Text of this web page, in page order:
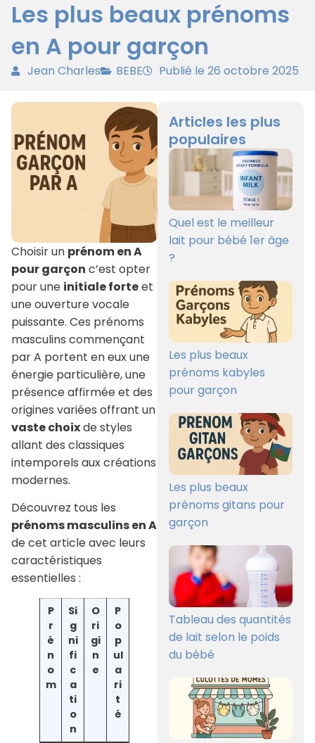
Les plus beaux prénoms
en A pour garçon
Jean Charles BEBE Publié le 26 octobre 2025
Choisir un prénom en A
pour garçon c’est opter
pour une initiale forteet
une ouverture vocale
puissante. Ces prénoms
masculins commençant
par A portent en eux une
énergie particulière, une
présence affirmée et des
origines variées offrant un
vaste choixde styles
allant des classiques
intemporels aux créations
modernes.
Découvrez tous les
prénoms masculins en A
de cet article avec leurs
caractéristiques
essentielles :
P
r
é
n
o
m
Si
g
ni
fi
c
a
ti
o
n
O
ri
gi
n
e
P
o
p
ul
a
ri
t
é
Articles les plus
populaires
Quel est le meilleur
lait pour bébé 1er âge
?
Les plus beaux
prénoms kabyles
pour garçon
Les plus beaux
prénoms gitans pour
garçon
Tableau des quantités
de lait selon le poids
du bébé